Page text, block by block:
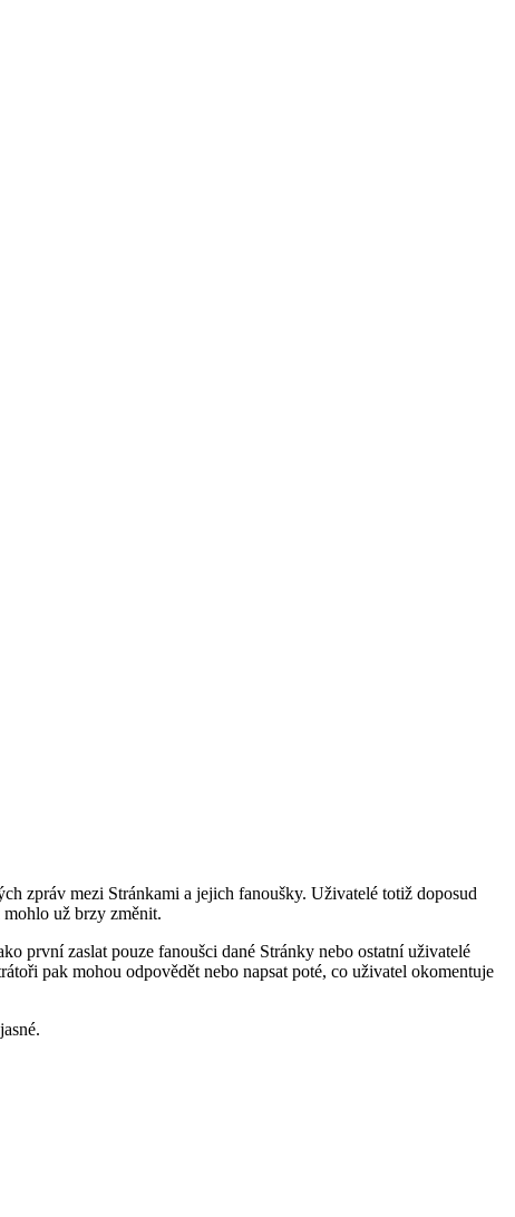
zpráv mezi Stránkami a jejich fanoušky. Uživatelé totiž doposud
už brzy změnit.
první zaslat pouze fanoušci dané Stránky nebo ostatní uživatelé
pak mohou odpovědět nebo napsat poté, co uživatel okomentuje